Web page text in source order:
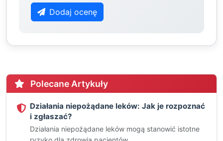
Dodaj ocenę
Polecane Artykuły
Działania niepożądane leków: Jak je rozpoznać
i zgłaszać?
Działania niepożądane leków mogą stanowić istotne